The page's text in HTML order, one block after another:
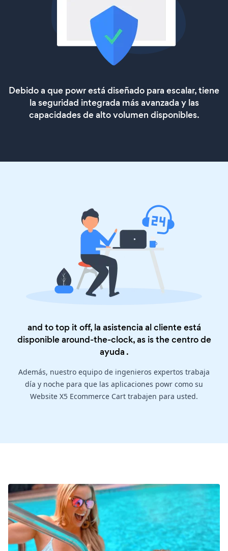
Debido a que powr está diseñado para escalar, tiene
la seguridad integrada más avanzada y las
capacidades de alto volumen disponibles.
and to top it off, la asistencia al cliente está
disponible around-the-clock, as is thecentro de
ayuda .
Además, nuestro equipo de ingenieros expertos trabaja
día y noche para que las aplicaciones powr como su
Website X5 Ecommerce Cart trabajen para usted.